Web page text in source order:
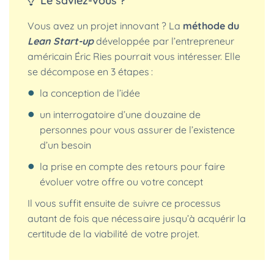
Vous avez un projet innovant ? La méthode du
Lean Start-updéveloppée par l’entrepreneur
américain Éric Ries pourrait vous intéresser. Elle
se décompose en 3 étapes :
la conception de l’idée
un interrogatoire d’une douzaine de
personnes pour vous assurer de l’existence
d’un besoin
la prise en compte des retours pour faire
évoluer votre offre ou votre concept
Il vous suffit ensuite de suivre ce processus
autant de fois que nécessaire jusqu’à acquérir la
certitude de la viabilité de votre projet.